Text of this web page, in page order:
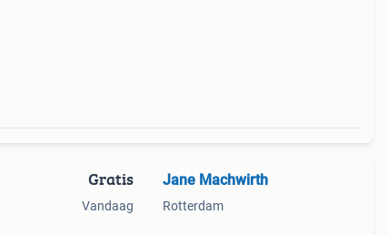
Gratis
Vandaag
Jane Machwirth
Rotterdam